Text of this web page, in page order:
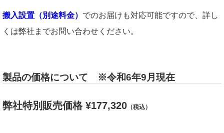
搬入設置（別途料金） でのお届けも対応可能ですので、詳し
くは弊社までお問い合わせください。
製品の価格について ※令和6年9月現在
弊社特別販売価格 ¥177,320 （税込）